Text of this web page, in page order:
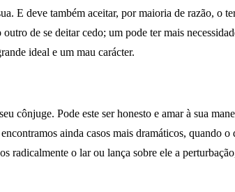
E deve também aceitar, por maioria de razão, o
de se deitar cedo; um pode ter mais
ideal e um mau carácter.
cônjuge. Pode este ser honesto e amar à sua
ainda casos mais dramáticos, quando o
radicalmente o lar ou lança sobre ele a